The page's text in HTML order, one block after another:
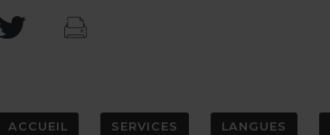
ACCUEIL SERVICES LANGUES